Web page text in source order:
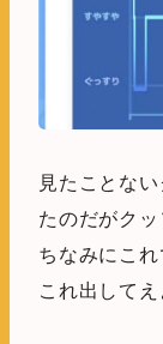
見たことな
たのだがクッ
ちなみにこ
これ出してえ